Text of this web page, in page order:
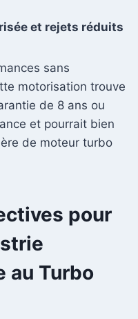
et rejets réduits
sans
motorisation trouve
de 8 ans ou
et pourrait bien
de moteur turbo
pour
au Turbo